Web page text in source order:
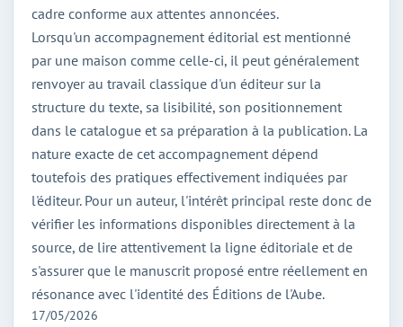
cadre conforme aux attentes annoncées.
Lorsqu'un accompagnement éditorial est mentionné
par une maison comme celle-ci, il peut généralement
renvoyer au travail classique d'un éditeur sur la
structure du texte, sa lisibilité, son positionnement
dans le catalogue et sa préparation à la publication. La
nature exacte de cet accompagnement dépend
toutefois des pratiques effectivement indiquées par
l'éditeur. Pour un auteur, l'intérêt principal reste donc de
vérifier les informations disponibles directement à la
source, de lire attentivement la ligne éditoriale et de
s'assurer que le manuscrit proposé entre réellement en
résonance avec l'identité des Éditions de l'Aube.
17/05/2026